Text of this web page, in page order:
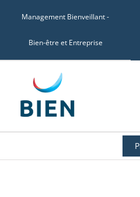
Management Bienveillant -
Bien-être et Entreprise